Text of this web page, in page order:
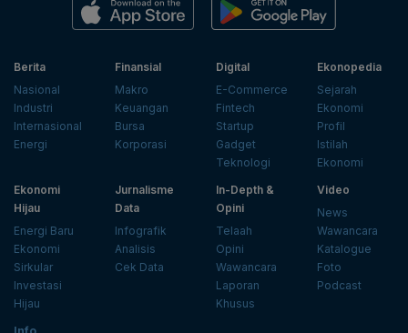
Berita
Nasional
Industri
Internasional
Energi
Finansial
Makro
Keuangan
Bursa
Korporasi
Digital
E-Commerce
Fintech
Startup
Gadget
Teknologi
Ekonopedia
Sejarah
Ekonomi
Profil
Istilah
Ekonomi
Ekonomi
Hijau
Energi Baru
Ekonomi
Sirkular
Investasi
Hijau
Jurnalisme
Data
Infografik
Analisis
Cek Data
In-Depth &
Opini
Telaah
Opini
Wawancara
Laporan
Khusus
Video
News
Wawancara
Katalogue
Foto
Podcast